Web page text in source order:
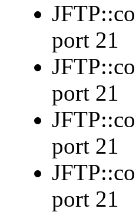
port 21
port 21
port 21
port 21